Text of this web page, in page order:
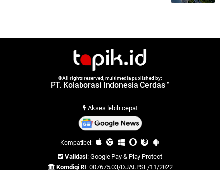
©All rights reserved, multimedia published by:
PT. Kolaborasi Indonesia Cerdas™
Akses lebih cepat
Kompatibel:
Validasi: Google Pay & Play Protect
Komdigi RI: 007675.03/DJAI.PSE/11/2022